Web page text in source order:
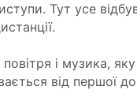
Тут усе
повітря і музика,
від першої до